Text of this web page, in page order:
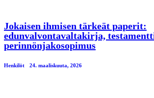
Jokaisen ihmisen tärkeät paperit:
edunvalvontavaltakirja,
perinnönjakosopimus
Henkilöt 24. maaliskuuta, 2026